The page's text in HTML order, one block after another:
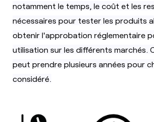
notamment le temps, le coût et les
nécessaires pour tester les produits
obtenir l'approbation réglementaire
utilisation sur les différents marchés.
peut prendre plusieurs années pour
considéré.